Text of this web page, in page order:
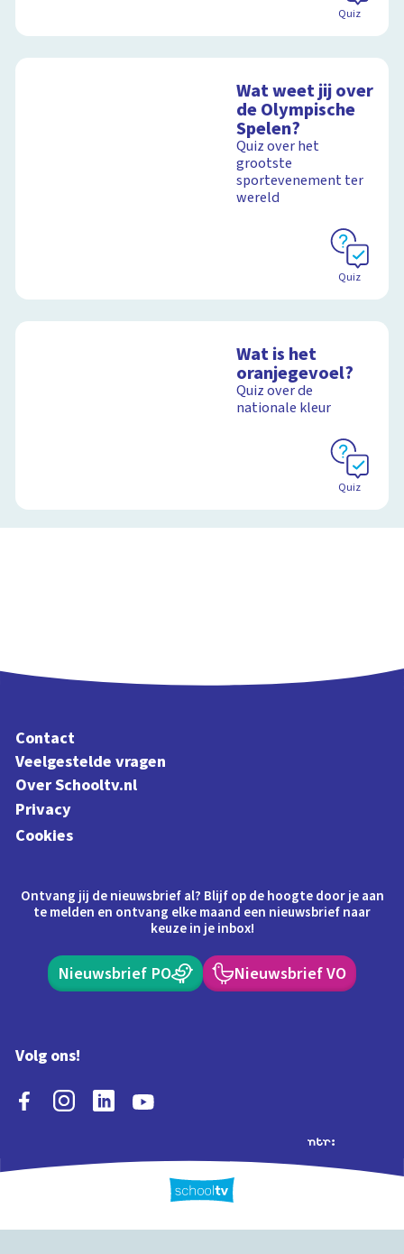
Quiz
Wat weet jij over
de Olympische
Spelen?
Quiz over het
grootste
sportevenement ter
wereld
Quiz
Wat is het
oranjegevoel?
Quiz over de
nationale kleur
Quiz
Contact
Veelgestelde vragen
Over Schooltv.nl
Privacy
Cookies
Ontvang jij de nieuwsbrief al? Blijf op de hoogte door je aan
te melden en ontvang elke maand een nieuwsbrief naar
keuze in je inbox!
Nieuwsbrief PO Nieuwsbrief VO
Volg ons!